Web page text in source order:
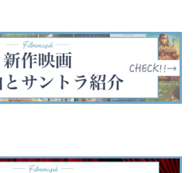
入曲とサン
紹介しま
れる曲や繁華街で
流れる曲など挿入
曲とサントラを紹
介します。
ニング曲やヘ
フォンで聴く
ど挿入曲とサ
ラを紹介しま